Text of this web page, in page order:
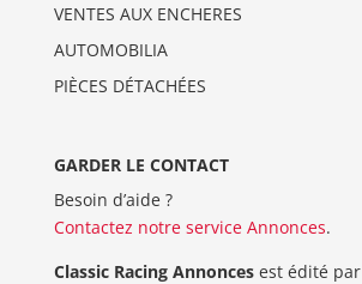
VENTES AUX ENCHERES
AUTOMOBILIA
PIÈCES DÉTACHÉES
GARDER LE CONTACT
Besoin d’aide ?
Contactez notre service Annonces.
Classic Racing Annoncesest édité par